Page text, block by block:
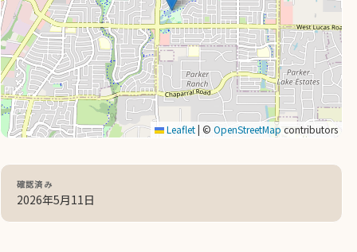
Leaflet ©OpenStreetMap contributors
確認済み
2026年5月11日